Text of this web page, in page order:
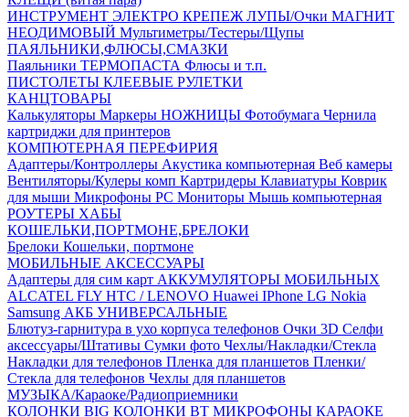
ИНСТРУМЕНТ ЭЛЕКТРО КРЕПЕЖ ЛУПЫ/Очки МАГНИТ
НЕОДИМОВЫЙ Мультиметры/Тестеры/Щупы
ПАЯЛЬНИКИ,ФЛЮСЫ,СМАЗКИ
Паяльники ТЕРМОПАСТА Флюсы и т.п.
ПИСТОЛЕТЫ КЛЕЕВЫЕ РУЛЕТКИ
КАНЦТОВАРЫ
Калькуляторы Маркеры НОЖНИЦЫ Фотобумага Чернила
картриджи для принтеров
КОМПЮТЕРНАЯ ПЕРЕФИРИЯ
Адаптеры/Контроллеры Акустика компьютерная Веб камеры
Вентиляторы/Кулеры комп Картридеры Клавиатуры Коврик
для мыши Микрофоны PC Мониторы Мышь компьютерная
РОУТЕРЫ ХАБЫ
КОШЕЛЬКИ,ПОРТМОНЕ,БРЕЛОКИ
Брелоки Кошельки, портмоне
МОБИЛЬНЫЕ АКСЕССУАРЫ
Адаптеры для сим карт АККУМУЛЯТОРЫ МОБИЛЬНЫХ
ALCATEL FLY HTC / LENOVO Huawei IPhone LG Nokia
Samsung АКБ УНИВЕРСАЛЬНЫЕ
Блютуз-гарнитура в ухо корпуса телефонов Очки 3D Селфи
аксессуары/Штативы Сумки фото Чехлы/Накладки/Стекла
Накладки для телефонов Пленка для планшетов Пленки/
Стекла для телефонов Чехлы для планшетов
МУЗЫКА/Караоке/Радиоприемники
КОЛОНКИ BIG КОЛОНКИ BT МИКРОФОНЫ КАРАОКЕ